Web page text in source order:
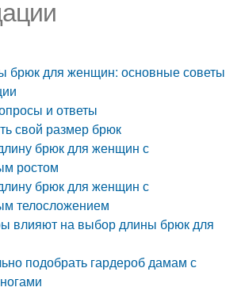
брюк для женщин: основные советы
и ответы
свой размер брюк
брюк для женщин с
ростом
брюк для женщин с
телосложением
влияют на выбор длины брюк для
подобрать гардероб дамам с